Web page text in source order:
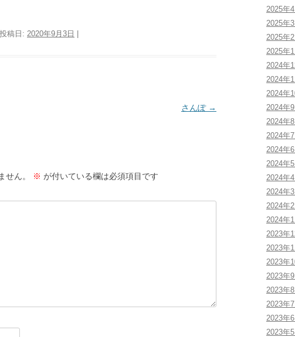
稿日: 2020年9月3日
さんぽ →
ん。 ※ が付いている欄は必須項目です
2025年4
2025年3
2025年2
2025年1
2024年
2024年
2024年
2024年9
2024年8
2024年7
2024年6
2024年5
2024年4
2024年3
2024年2
2024年1
2023年
2023年
2023年
2023年9
2023年8
2023年7
2023年6
2023年5